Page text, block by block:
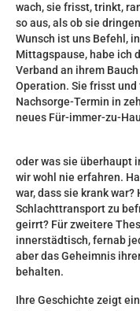
wach, sie frisst, trinkt,
so aus, als ob sie
Wunsch ist uns Befehl,
Mittagspause, habe ich
Verband an ihrem
Operation. Sie frisst
Nachsorge-Termin in
neues Für-immer-zu-
oder was sie überhaupt
wir wohl nie erfahren.
war, dass sie krank
Schlachttransport zu
geirrt? Für zweitere
innerstädtisch, fernab
aber das Geheimnis
behalten.
Ihre Geschichte zeigt